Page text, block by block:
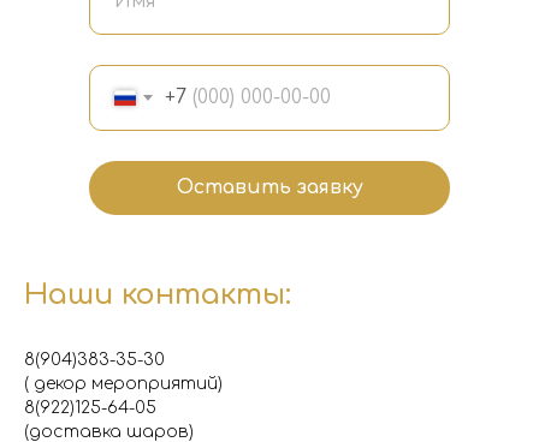
+7
Оставить заявку
Наши контакты:
8(904)383-35-30
( декор мероприятий)
8(922)125-64-05
(доставка шаров)